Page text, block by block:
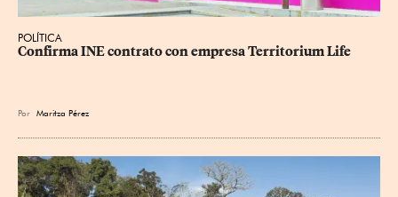
POLÍTICA
Confirma INE contrato con empresa Territorium Life
Por Maritza Pérez